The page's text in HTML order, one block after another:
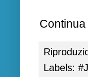
Labels: